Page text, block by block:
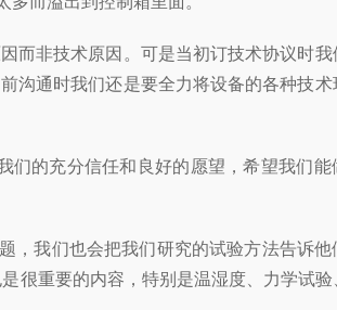
而非技术原因。可是当初订技术协议时
沟通时我们还是要全力将设备的各种技术
们的充分信任和良好的愿望，希望我们能
，我们也会把我们研究的试验方法告诉他
很重要的内容，特别是温湿度、力学试